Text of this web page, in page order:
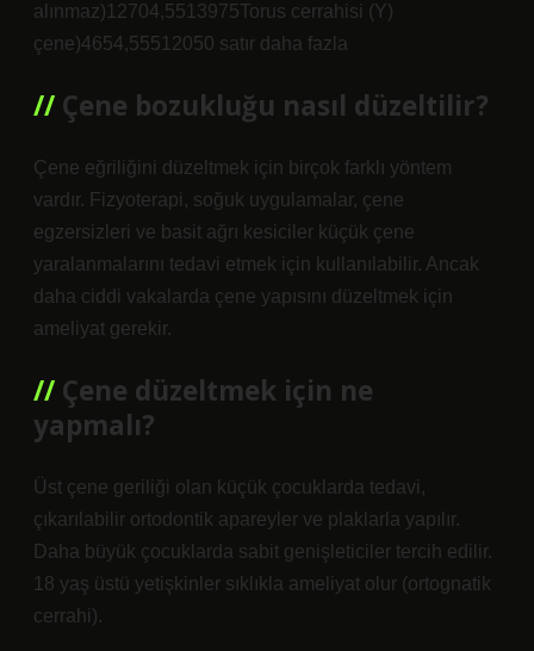
alınmaz)12704,5513975Torus cerrahisi (Y)
çene)4654,55512050 satır daha fazla
Çene bozukluğu nasıl düzeltilir?
Çene eğriliğini düzeltmek için birçok farklı yöntem
vardır. Fizyoterapi, soğuk uygulamalar, çene
egzersizleri ve basit ağrı kesiciler küçük çene
yaralanmalarını tedavi etmek için kullanılabilir. Ancak
daha ciddi vakalarda çene yapısını düzeltmek için
ameliyat gerekir.
Çene düzeltmek için ne
yapmalı?
Üst çene geriliği olan küçük çocuklarda tedavi,
çıkarılabilir ortodontik apareyler ve plaklarla yapılır.
Daha büyük çocuklarda sabit genişleticiler tercih edilir.
18 yaş üstü yetişkinler sıklıkla ameliyat olur (ortognatik
cerrahi).